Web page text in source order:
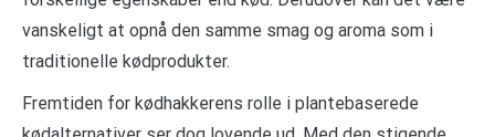
vanskeligt at opnå den samme smag og aroma som i
traditionelle kødprodukter.
Fremtiden for kødhakkerens rolle i plantebaserede